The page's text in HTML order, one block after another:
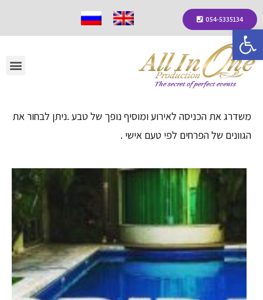
פתח סרגל נגישות
054-5335134
משדרג את הכניסה לאירוע ומוסיף נופך של טבע .ניתן לבחור את
הגוונים של הפרחים לפי טעם אישי .